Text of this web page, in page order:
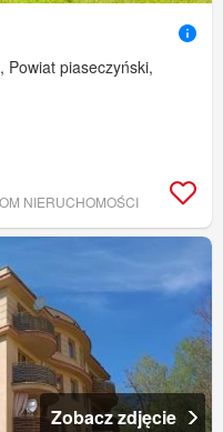
Powiat piaseczyński,
NIERUCHOMOŚCI
Zobacz zdjęcie